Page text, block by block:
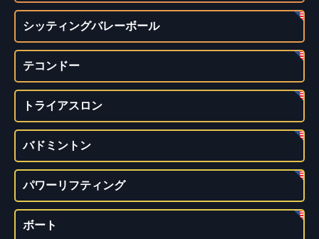
シッティングバレーボール
テコンドー
トライアスロン
バドミントン
パワーリフティング
ボート